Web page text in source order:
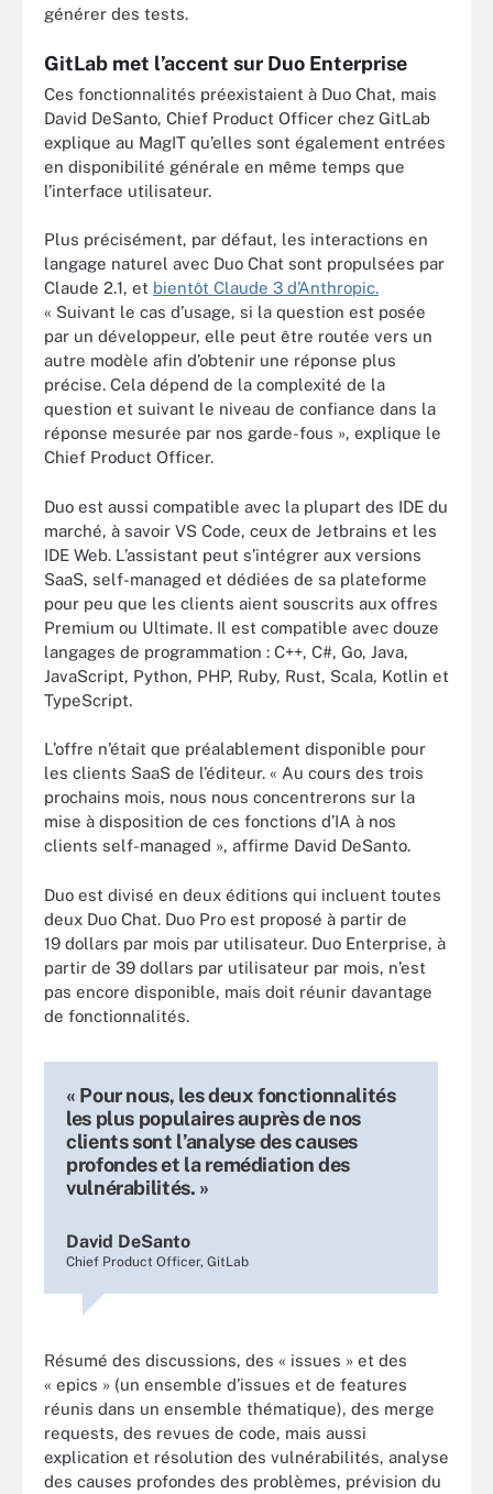
générer des tests.
GitLab met l’accent sur Duo Enterprise
Ces fonctionnalités préexistaient à Duo Chat, mais
David DeSanto, Chief Product Officer chez GitLab
explique au MagIT qu’elles sont également entrées
en disponibilité générale en même temps que
l’interface utilisateur.
Plus précisément, par défaut, les interactions en
langage naturel avec Duo Chat sont propulsées par
Claude 2.1, et bientôt Claude 3 d’Anthropic.
« Suivant le cas d’usage, si la question est posée
par un développeur, elle peut être routée vers un
autre modèle afin d’obtenir une réponse plus
précise. Cela dépend de la complexité de la
question et suivant le niveau de confiance dans la
réponse mesurée par nos garde-fous », explique le
Chief Product Officer.
Duo est aussi compatible avec la plupart des IDE du
marché, à savoir VS Code, ceux de Jetbrains et les
IDE Web. L’assistant peut s’intégrer aux versions
SaaS, self-managed et dédiées de sa plateforme
pour peu que les clients aient souscrits aux offres
Premium ou Ultimate. Il est compatible avec douze
langages de programmation : C++, C#, Go, Java,
JavaScript, Python, PHP, Ruby, Rust, Scala, Kotlin et
TypeScript.
L’offre n’était que préalablement disponible pour
les clients SaaS de l’éditeur. « Au cours des trois
prochains mois, nous nous concentrerons sur la
mise à disposition de ces fonctions d’IA à nos
clients self-managed », affirme David DeSanto.
Duo est divisé en deux éditions qui incluent toutes
deux Duo Chat. Duo Pro est proposé à partir de
19 dollars par mois par utilisateur. Duo Enterprise, à
partir de 39 dollars par utilisateur par mois, n’est
pas encore disponible, mais doit réunir davantage
de fonctionnalités.
« Pour nous, les deux fonctionnalités
les plus populaires auprès de nos
clients sont l’analyse des causes
profondes et la remédiation des
vulnérabilités. »
David DeSanto
Chief Product Officer, GitLab
Résumé des discussions, des « issues » et des
« epics » (un ensemble d’issues et de features
réunis dans un ensemble thématique), des merge
requests, des revues de code, mais aussi
explication et résolution des vulnérabilités, analyse
des causes profondes des problèmes, prévision du